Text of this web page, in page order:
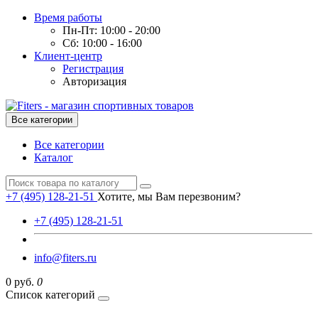
Время работы
Пн-Пт: 10:00 - 20:00
Сб: 10:00 - 16:00
Клиент-центр
Регистрация
Авторизация
Все категории
Все категории
Каталог
+7 (495) 128-21-51 Хотите, мы Вам перезвоним?
+7 (495) 128-21-51
info@fiters.ru
0 руб. 0
Список категорий